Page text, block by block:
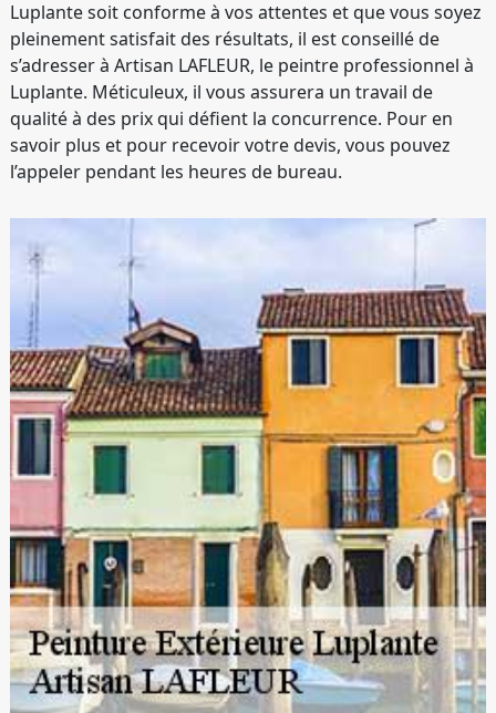
Luplante soit conforme à vos attentes et que vous soyez
pleinement satisfait des résultats, il est conseillé de
s’adresser à Artisan LAFLEUR, le peintre professionnel à
Luplante. Méticuleux, il vous assurera un travail de
qualité à des prix qui défient la concurrence. Pour en
savoir plus et pour recevoir votre devis, vous pouvez
l’appeler pendant les heures de bureau.